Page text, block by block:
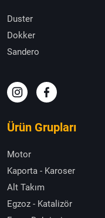
Duster
Dokker
Sandero
Ürün Grupları
Motor
Kaporta - Karoser
Alt Takım
Egzoz - Katalizör